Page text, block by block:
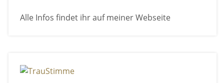
Alle Infos findet ihr auf meiner Webseite